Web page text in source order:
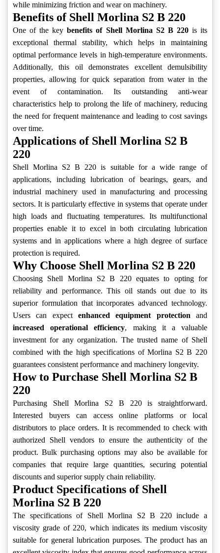
while minimizing friction and wear on machinery.
Benefits of Shell Morlina S2 B 220
One of the keybenefits of Shell Morlina S2 B 220is its
exceptional thermal stability, which helps in maintaining
optimal performance levels in high-temperature environments.
Additionally, this oil demonstrates excellent demulsibility
properties, allowing for quick separation from water in the
event of contamination. Its outstanding anti-wear
characteristics help to prolong the life of machinery, reducing
the need for frequent maintenance and leading to cost savings
over time.
Applications of Shell Morlina S2 B
220
Shell Morlina S2 B 220 is suitable for a wide range of
applications, including lubrication of bearings, gears, and
industrial machinery used in manufacturing and processing
sectors. It is particularly effective in systems that operate under
high loads and fluctuating temperatures. Its multifunctional
properties enable it to excel in both circulating lubrication
systems and in applications where a high degree of surface
protection is required.
Why Choose Shell Morlina S2 B 220
Choosing Shell Morlina S2 B 220 equates to opting for
reliability and performance. This oil stands out due to its
superior formulation that incorporates advanced technology.
Users can expect enhanced equipment protection and
increased operational efficiency, making it a valuable
investment for any organization. The trusted name of Shell
combined with the high specifications of Morlina S2 B 220
guarantees consistent performance and machinery longevity.
How to Purchase Shell Morlina S2 B
220
Purchasing Shell Morlina S2 B 220 is straightforward.
Interested buyers can access online platforms or local
distributors to place orders. It is recommended to check with
authorized Shell vendors to ensure the authenticity of the
product. Bulk purchasing options may also be available for
companies that require large quantities, securing potential
discounts and superior supply chain reliability.
Product Specifications of Shell
Morlina S2 B 220
The specifications of Shell Morlina S2 B 220 include a
viscosity grade of 220, which indicates its medium viscosity
suitable for general lubrication purposes. The product has an